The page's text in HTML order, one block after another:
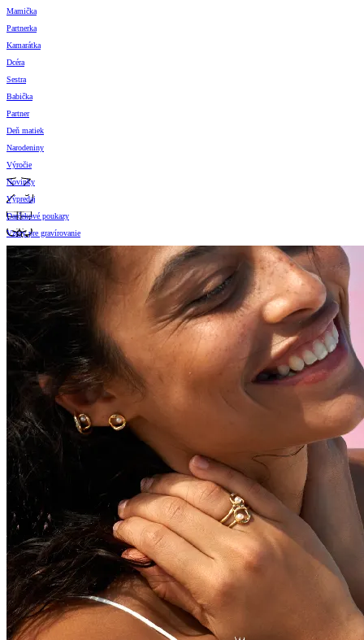
Mamička
Partnerka
Kamarátka
Dcéra
Sestra
Babička
Partner
Deň matiek
Narodeniny
Výročie
Novinky
Výpredaj
Darčekové poukazy
Vzory pre gravírovanie